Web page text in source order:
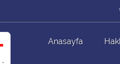
Anasayfa